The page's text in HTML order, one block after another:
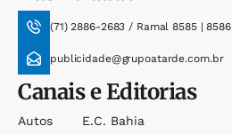
(71) 2886-2683 / Ramal 8585 | 8586
publicidade@grupoatarde.com.br
Canais e Editorias
Autos
E.c. Bahia